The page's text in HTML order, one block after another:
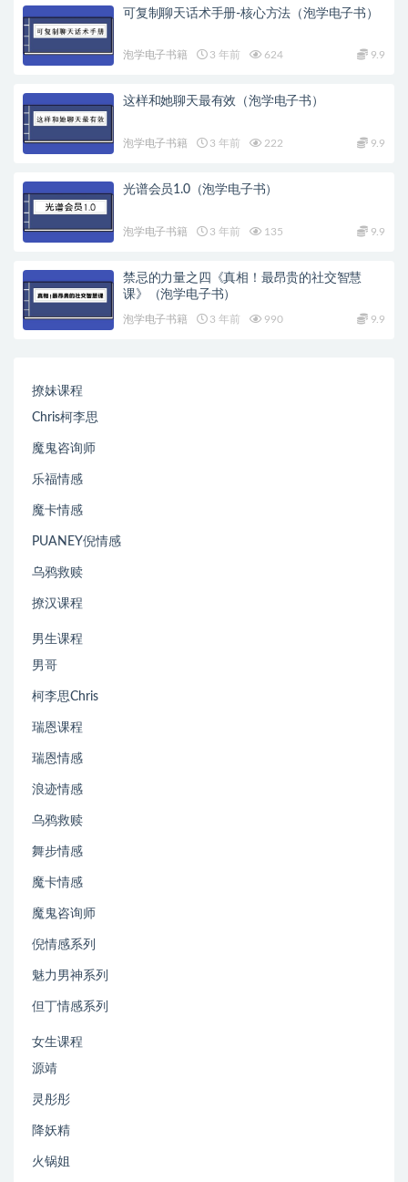
可复制聊天话术手册-核心方法（泡学电子书）
泡学电子书籍 3 年前 624 9.9
这样和她聊天最有效（泡学电子书）
泡学电子书籍 3 年前 222 9.9
光谱会员1.0（泡学电子书）
泡学电子书籍 3 年前 135 9.9
禁忌的力量之四《真相！最昂贵的社交智慧
课》（泡学电子书）
泡学电子书籍 3 年前 990 9.9
撩妹课程
Chris柯李思
魔鬼咨询师
乐福情感
魔卡情感
PUANEY倪情感
乌鸦救赎
撩汉课程
男生课程
男哥
柯李思Chris
瑞恩课程
瑞恩情感
浪迹情感
乌鸦救赎
舞步情感
魔卡情感
魔鬼咨询师
倪情感系列
魅力男神系列
但丁情感系列
女生课程
源靖
灵彤彤
降妖精
火锅姐